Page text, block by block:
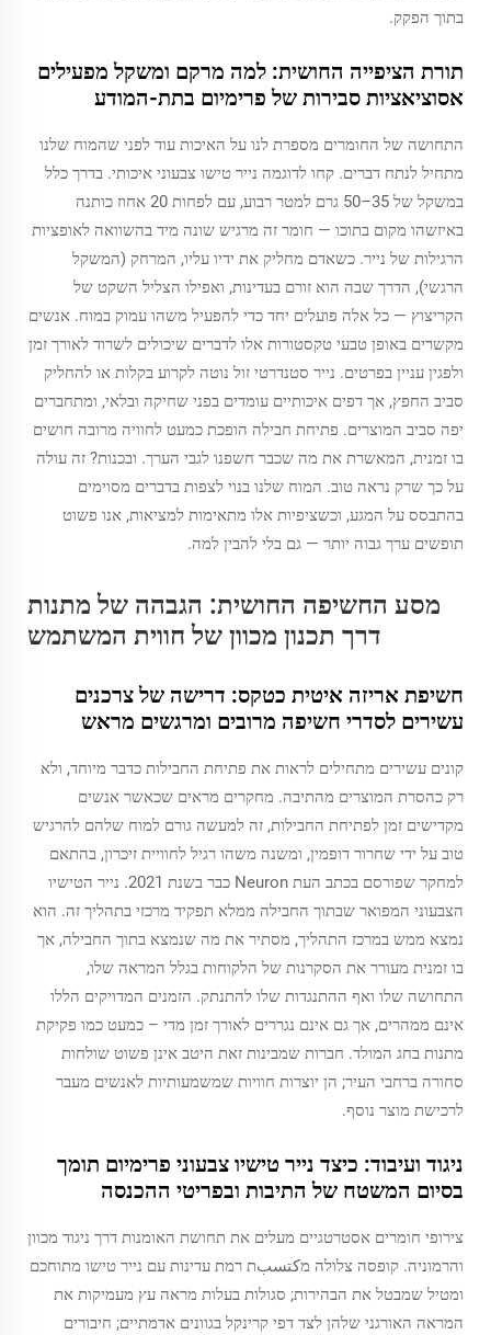
בתוך הפקק.
תורת הציפייה החושית: למה מרקם ומשקל מפעילים
אסוציאציות סבירות של פרימיום בתת-המודע
התחושה של החומרים מספרת לנו על האיכות עוד לפני שהמוח שלנו
מתחיל לנתח דברים. קחו לדוגמה נייר טישו צבעוני איכותי. בדרך כלל
במשקל של 35–50 גרם למטר רבוע, עם לפחות 20 אחוז כותנה
באיזשהו מקום בתוכו — חומר זה מרגיש שונה מיד בהשוואה לאופציות
הרגילות של נייר. כשאדם מחליק את ידיו עליו, המרחק (המשקל
הרגשי), הדרך שבה הוא זורם בעדינות, ואפילו הצליל השקט של
הקריצוץ — כל אלה פועלים יחד כדי להפעיל משהו עמוק במוח. אנשים
מקשרים באופן טבעי טקסטורות אלו לדברים שיכולים לשרוד לאורך זמן
ולפגין עניין בפרטים. נייר סטנדרטי זול נוטה לקרוע בקלות או להחליק
סביב החפץ, אך דפים איכותיים עומדים בפני שחיקה ובלאי, ומתחברים
יפה סביב המוצרים. פתיחת חבילה הופכת כמעט לחוויה מרובה חושים
בו זמנית, המאשרת את מה שכבר חשפנו לגבי הערך. ובכנות? זה עולה
על כך שרק נראה טוב. המוח שלנו בנוי לצפות בדברים מסוימים
בהתבסס על המגע, וכשציפיות אלו מתאימות למציאות, אנו פשוט
תופשים ערך גבוה יותר — גם בלי להבין למה.
מסע החשיפה החושית: הגבהה של מתנות
דרך תכנון מכוון של חווית המשתמש
חשיפת אריזה איטית כטקס: דרישה של צרכנים
עשירים לסדרי חשיפה מרובים ומרגשים מראש
קונים עשירים מתחילים לראות את פתיחת החבילות כדבר מיוחד, ולא
רק כהסרת המוצרים מהתיבה. מחקרים מראים שכאשר אנשים
מקדישים זמן לפתיחת החבילות, זה למעשה גורם למוח שלהם להרגיש
טוב על ידי שחרור דופמין, ומשנה משהו רגיל לחוויית זיכרון, בהתאם
למחקר שפורסם בכתב העת Neuron כבר בשנת 2021. נייר הטישיו
הצבעוני המפואר שבתוך החבילה ממלא תפקיד מרכזי בתהליך זה. הוא
נמצא ממש במרכז התהליך, מסתיר את מה שנמצא בתוך החבילה, אך
בו זמנית מעורר את הסקרנות של הלקוחות בגלל המראה שלו,
התחושה שלו ואף ההתנגדות שלו להתנתק. הזמנים המדויקים הללו
אינם ממהרים, אך גם אינם נגררים לאורך זמן מדי – כמעט כמו פקיקת
מתנות בחג המולד. חברות שמבינות זאת היטב אינן פשוט שולחות
סחורה ברחבי העיר; הן יוצרות חוויות שמשמעותיות לאנשים מעבר
לרכישת מוצר נוסף.
ניגוד ועיבוד: כיצד נייר טישיו צבעוני פרימיום תומך
בסיום המשטח של התיבות ובפריטי ההכנסה
צירופי חומרים אסטרטגיים מעלים את תחושת האומנות דרך ניגוד מכוון
והרמוניה. קופסה צלולה מكتسبת רמת עדינות עם נייר טישו מתוחכם
ומטיל שמבטל את הבהירות; סגולות בעלות מראה עץ מעמיקות את
המראה האורגני שלהן לצד דפי קרינקל בגוונים אדמתיים; חיבורים